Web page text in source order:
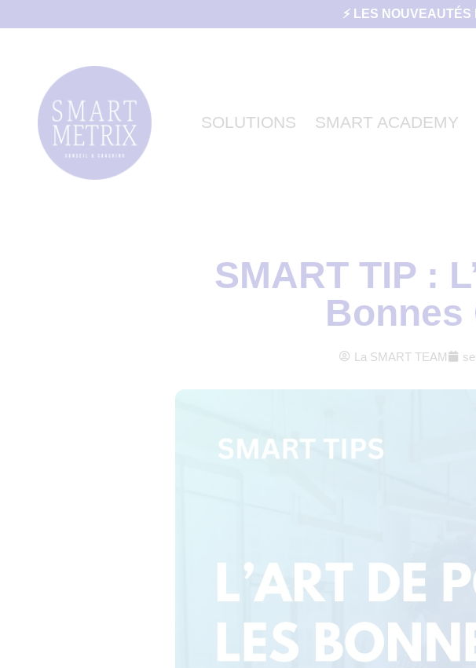
⚡ LES
SOLUTIONS SMART ACADEMY
SMART TIP :
Bonnes
La SMART TEAM